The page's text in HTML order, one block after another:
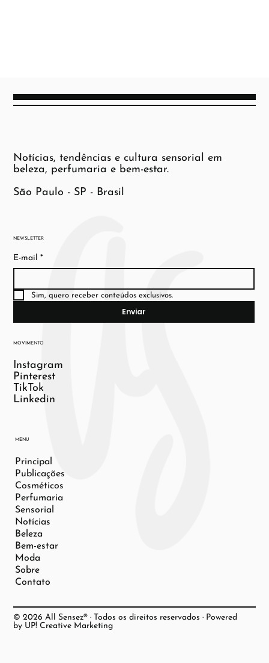
NEWSLETTER
E-mail *
Sim, quero receber conteúdos exclusivos.
Enviar
MOVIMENTO
Instagram
Pinterest
TikTok
Linkedin
MENU
Principal
Publicações
Cosméticos
Perfumaria
Sensorial
Notícias
Beleza
Bem-estar
Moda
Sobre
Contato
Notícias, tendências e cultura sensorial em
beleza, perfumaria e bem-estar.
São Paulo - SP - Brasil
© 2026 All Sensez® · Todos os direitos reservados · Powered
by UP! Creative Marketing